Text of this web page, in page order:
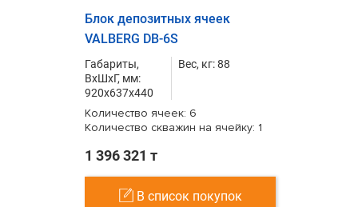
Блок депозитных ячеек
VALBERG DB-6S
Габариты,
ВxШxГ, мм:
920x637x440
Вес, кг: 88
Количество ячеек: 6
Количество скважин на ячейку: 1
1 396 321 т
В список покупок